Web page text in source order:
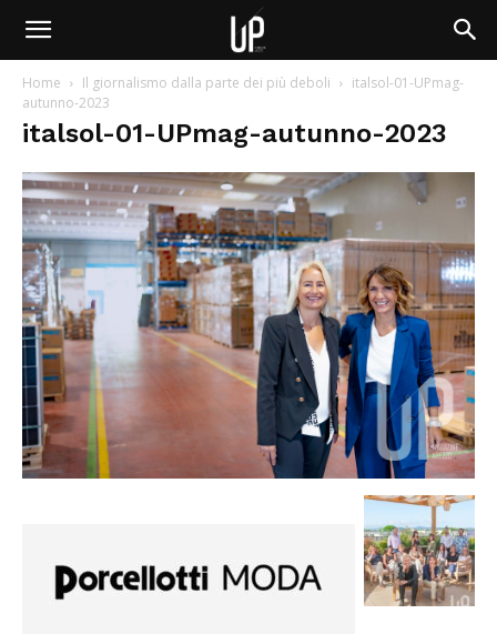
Home Il giornalismo dalla parte dei più deboli
italsol-01-UPmag-
autunno-2023
italsol-01-UPmag-autunno-2023